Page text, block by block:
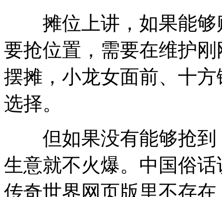
摊位上讲，如果能够
要抢位置，需要在维护
摆摊，小龙女面前、十
选择。
但如果没有能够抢到
生意就不火爆。中国俗
传奇世界网页版里不存